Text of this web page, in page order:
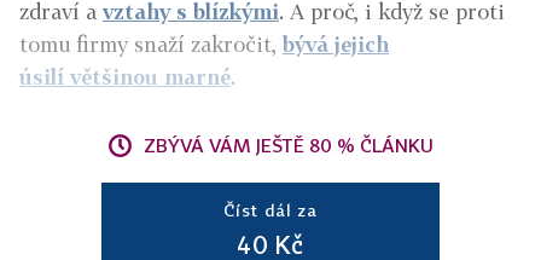
zdraví avztahy s blízkými. A proč, i když se proti
tomu firmy snaží zakročit, bývá jejich
úsilí většinou marné.
ZBÝVÁ VÁM JEŠTĚ 80 % ČLÁNKU
Číst dál za
40 Kč